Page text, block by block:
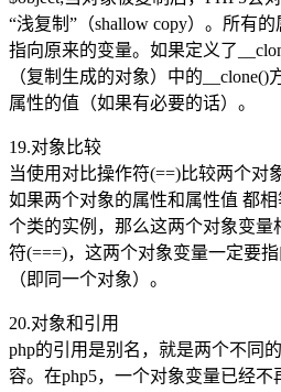
“浅复制”（shallow copy）。所有
指向原来的变量。如果定义了
（复制生成的对象）中的
属性的值（如果有必要的话）。
19.对象比较
当使用对比操作符(==)比较两个对
如果两个对象的属性和属性值 都
个类的实例，那么这两个对象变
符(===)，这两个对象变量一定要
（即同一个对象）。
20.对象和引用
php的引用是别名，就是两个不同
容。在php5，一个对象变量已经